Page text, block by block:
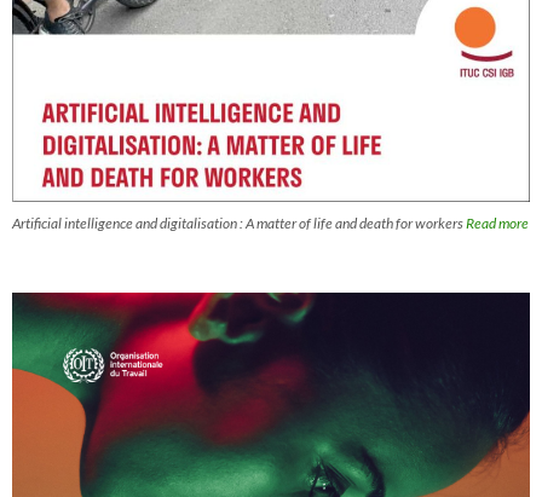
Artificial intelligence and digitalisation : A matter of life and death for workersRead more